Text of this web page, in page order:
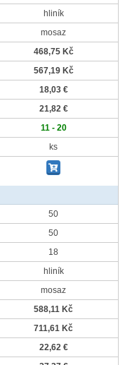
hliník
mosaz
468,75 Kč
567,19 Kč
18,03 €
21,82 €
11 - 20
ks
50
50
18
hliník
mosaz
588,11 Kč
711,61 Kč
22,62 €